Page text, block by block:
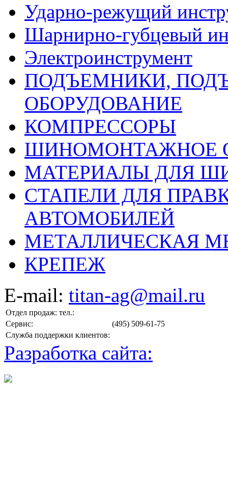
Ударно-режущий
Шарнирно-губцевый
Электроинструмент
ПОДЪЕМНИКИ,
ОБОРУДОВАНИЕ
КОМПРЕССОРЫ
ШИНОМОНТАЖНОЕ
МАТЕРИАЛЫ ДЛЯ
СТАПЕЛИ ДЛЯ
АВТОМОБИЛЕЙ
МЕТАЛЛИЧЕСКАЯ
КРЕПЕЖ
E-mail: titan-ag@mail.ru
Отдел продаж: тел.:
(495) 509-61-75
Сервис:
Служба поддержки клиентов:
Разработка сайта: